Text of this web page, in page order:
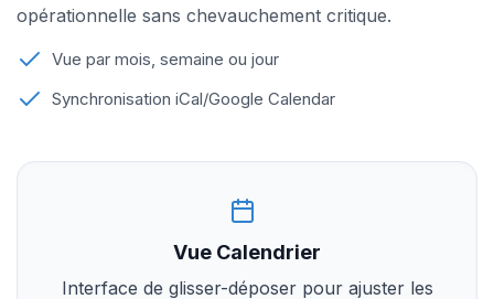
opérationnelle sans chevauchement critique.
Vue par mois, semaine ou jour
Synchronisation iCal/Google Calendar
Vue Calendrier
Interface de glisser-déposer pour ajuster les